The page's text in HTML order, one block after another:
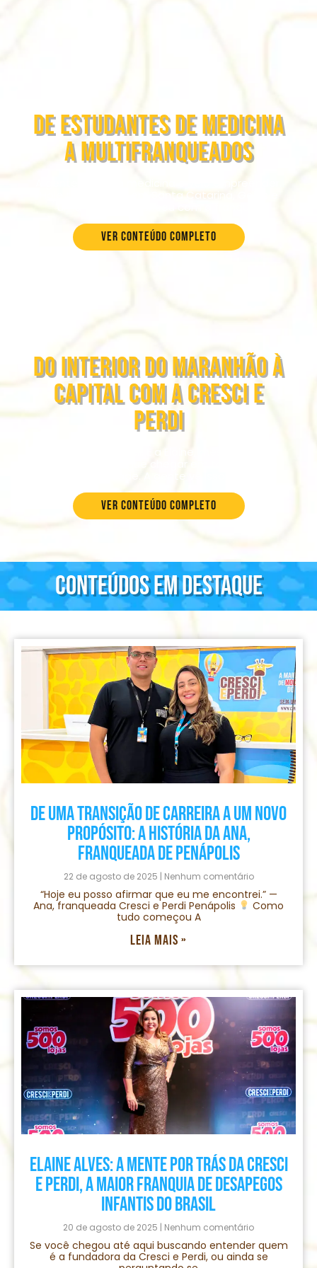
De estudantes de medicina
a multifranqueados
Hoje temos lojas em Santa Catarina, Goiás e
Ver conteúdo completo
Do interior do Maranhão à
capital com a Cresci e
Perdi
Ver conteúdo completo
Conteúdos em destaque
De uma transição de carreira a um novo
propósito: a história da Ana,
franqueada de Penápolis
22 de agosto de 2025 Nenhum comentário
“Hoje eu posso afirmar que eu me encontrei.” —
Ana, franqueada Cresci e Perdi Penápolis
Como
tudo começou A
Leia mais »
Elaine Alves: A Mente por Trás da Cresci
e Perdi, a Maior Franquia de Desapegos
Infantis do Brasil
20 de agosto de 2025 Nenhum comentário
Se você chegou até aqui buscando entender quem
é a fundadora da Cresci e Perdi, ou ainda se
Página
Página
Página
Página